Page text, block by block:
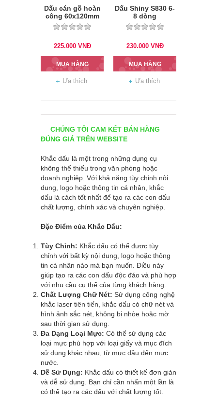
Dấu cán gỗ hoàn
công 60x120mm
225.000 VNĐ
MUA HÀNG
Ưa thích
Dấu Shiny S830 6-
8 dòng
230.000 VNĐ
MUA HÀNG
Ưa thích
CHÚNG TÔI CAM KẾT BÁN HÀNG
ĐÚNG GIÁ TRÊN WEBSITE
Khắc dấu là một trong những dụng cụ
không thể thiếu trong văn phòng hoặc
doanh nghiệp. Với khả năng tùy chỉnh nội
dung, logo hoặc thông tin cá nhân, khắc
dấu là cách tốt nhất để tạo ra các con dấu
chất lượng, chính xác và chuyên nghiệp.
Đặc Điểm của Khắc Dấu:
Tùy Chỉnh: Khắc dấu có thể được tùy
chỉnh với bất kỳ nội dung, logo hoặc thông
tin cá nhân nào mà bạn muốn. Điều này
giúp tạo ra các con dấu độc đáo và phù hợp
với nhu cầu cụ thể của từng khách hàng.
Chất Lượng Chữ Nét: Sử dụng công nghệ
khắc laser tiên tiến, khắc dấu có chữ nét và
hình ảnh sắc nét, không bị nhòe hoặc mờ
sau thời gian sử dụng.
Đa Dạng Loại Mực: Có thể sử dụng các
loại mực phù hợp với loại giấy và mục đích
sử dụng khác nhau, từ mực dầu đến mực
nước.
Dễ Sử Dụng: Khắc dấu có thiết kế đơn giản
và dễ sử dụng. Bạn chỉ cần nhấn một lần là
có thể tạo ra các dấu với chất lượng tốt.